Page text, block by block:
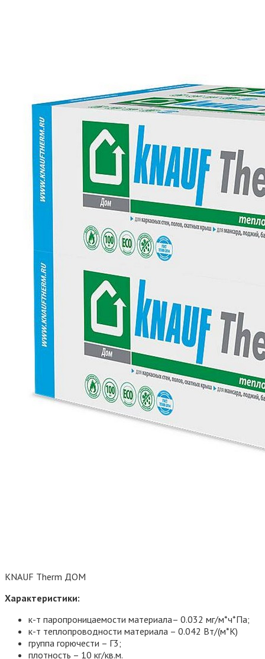
KNAUF Therm ДОМ
Характеристики:
к-т паропроницаемости материала– 0.032 мг/м*ч*Па;
к-т теплопроводности материала – 0.042 Вт/(м*К)
группа горючести – Г3;
плотность – 10 кг/кв.м.